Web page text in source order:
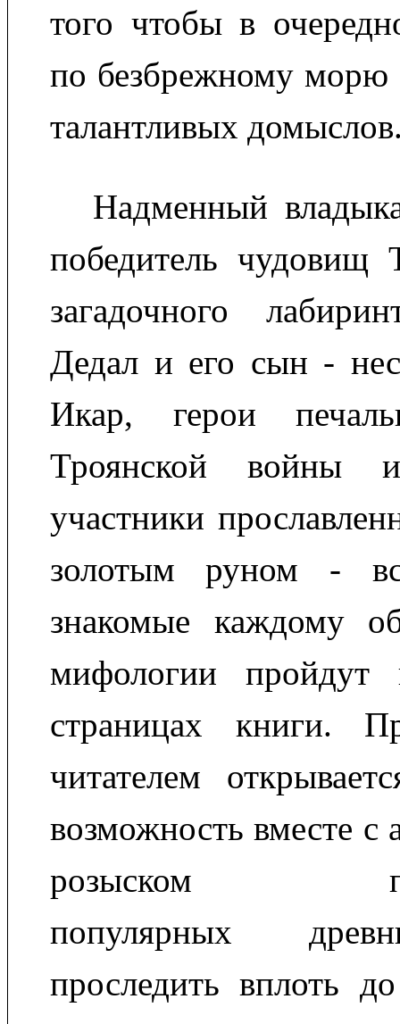
того чтобы в
по безбрежному морю
талантливых
Надменный
победитель чудовищ
загадочного
Дедал и его сын -
Икар, герои
Троянской войны
участники
золотым руном -
знакомые каждому
мифологии
страницах книги.
читателем
возможность вместе с
розыском
популярных
проследить вплоть